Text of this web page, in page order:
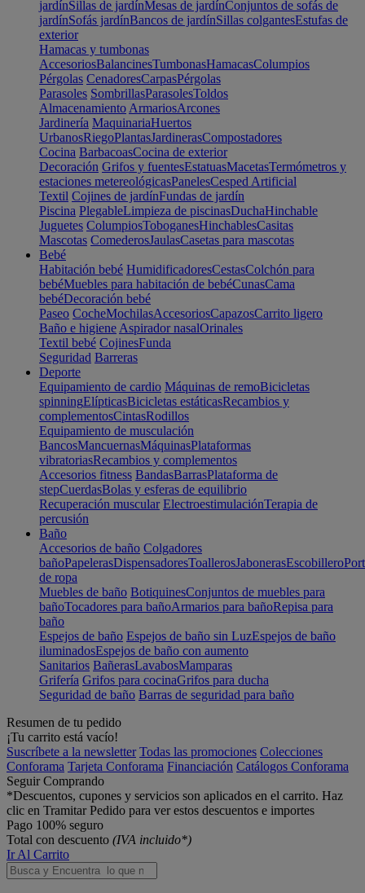
jardínSillas de jardínMesas de jardínConjuntos de sofás de
jardínSofás jardínBancos de jardínSillas colgantesEstufas de
exterior
Hamacas y tumbonas
AccesoriosBalancinesTumbonasHamacasColumpios
Pérgolas CenadoresCarpasPérgolas
Parasoles SombrillasParasolesToldos
Almacenamiento ArmariosArcones
Jardinería MaquinariaHuertos
UrbanosRiegoPlantasJardinerasCompostadores
Cocina BarbacoasCocina de exterior
Decoración Grifos y fuentesEstatuasMacetasTermómetros y
estaciones metereológicasPanelesCesped Artificial
Textil Cojines de jardínFundas de jardín
Piscina PlegableLimpieza de piscinasDuchaHinchable
Juguetes ColumpiosToboganesHinchablesCasitas
Mascotas ComederosJaulasCasetas para mascotas
Bebé
Habitación bebé HumidificadoresCestasColchón para
bebéMuebles para habitación de bebéCunasCama
bebéDecoración bebé
Paseo CocheMochilasAccesoriosCapazosCarrito ligero
Baño e higiene Aspirador nasalOrinales
Textil bebé CojinesFunda
Seguridad Barreras
Deporte
Equipamiento de cardio Máquinas de remoBicicletas
spinningElípticasBicicletas estáticasRecambios y
complementosCintasRodillos
Equipamiento de musculación
BancosMancuernasMáquinasPlataformas
vibratoriasRecambios y complementos
Accesorios fitness BandasBarrasPlataforma de
stepCuerdasBolas y esferas de equilibrio
Recuperación muscular ElectroestimulaciónTerapia de
percusión
Baño
Accesorios de baño Colgadores
bañoPapelerasDispensadoresToallerosJabonerasEscobillero
de ropa
Muebles de baño BotiquinesConjuntos de muebles para
bañoTocadores para bañoArmarios para bañoRepisa para
baño
Espejos de baño Espejos de baño sin LuzEspejos de baño
iluminadosEspejos de baño con aumento
Sanitarios BañerasLavabosMamparas
Grifería Grifos para cocinaGrifos para ducha
Seguridad de baño Barras de seguridad para baño
Resumen de tu pedido
¡Tu carrito está vacío!
Suscríbete a la newsletter Todas las promociones Colecciones
Conforama Tarjeta Conforama Financiación Catálogos Conforama
Seguir Comprando
*Descuentos, cupones y servicios son aplicados en el carrito. Haz
clic en Tramitar Pedido para ver estos descuentos e importes
Pago 100% seguro
Total con descuento (IVA incluido*)
Ir Al Carrito